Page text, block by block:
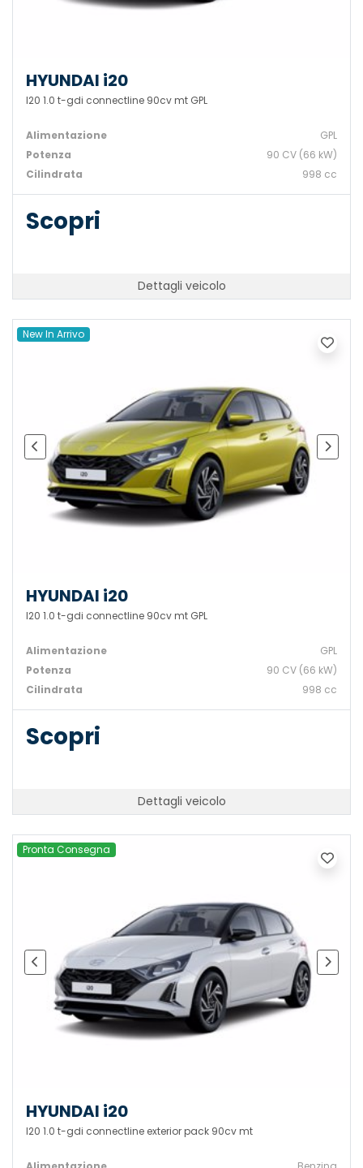
HYUNDAI i20
I20 1.0 t-gdi connectline 90cv mt GPL
Alimentazione
GPL
Potenza
90 CV (66 kW)
Cilindrata
998 cc
Scopri
Dettagli veicolo
New In Arrivo
HYUNDAI i20
I20 1.0 t-gdi connectline 90cv mt GPL
Alimentazione
GPL
Potenza
90 CV (66 kW)
Cilindrata
998 cc
Scopri
Dettagli veicolo
Pronta Consegna
HYUNDAI i20
I20 1.0 t-gdi connectline exterior pack 90cv mt